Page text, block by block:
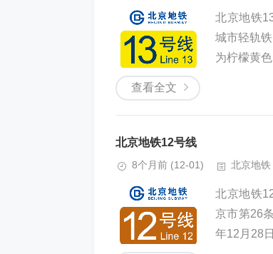
北京地铁
城市轻轨
为柠檬黄
查看全文
北京地铁12号线
8个月前 (12-01) 北京地铁
北京地铁
京市第26
年12月28